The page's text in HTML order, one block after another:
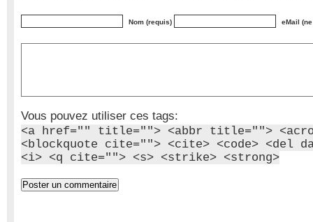
Nom (requis) eMail
Vous pouvez utiliser ces tags:
<a href="" title=""> <abbr title="">
<blockquote cite=""> <cite> <code> <del
<i> <q cite=""> <s> <strike> <strong>